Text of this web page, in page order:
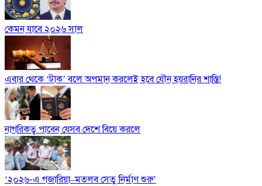
কেমন যাবে ২০২৬ সাল
এবার থেকে ‘টাক’ বলে অপমান করলেই হবে যৌন হয়রানির শাস্তি!
নাগরিকত্ব পাবেন যেসব দেশে বিয়ে করলে
‘২০২৬-এ গজারিয়া–মতলব সেতু নির্মাণ শুরু’